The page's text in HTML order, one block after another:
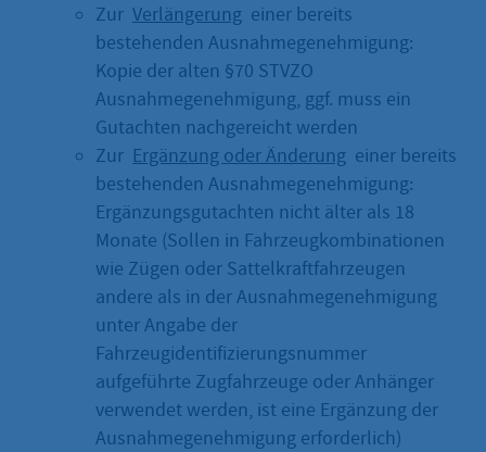
Zur Verlängerung einer bereits
bestehenden Ausnahmegenehmigung:
Kopie der alten §70 STVZO
Ausnahmegenehmigung, ggf. muss ein
Gutachten nachgereicht werden
Zur Ergänzung oder Änderung einer bereits
bestehenden Ausnahmegenehmigung:
Ergänzungsgutachten nicht älter als 18
Monate (Sollen in Fahrzeugkombinationen
wie Zügen oder Sattelkraftfahrzeugen
andere als in der Ausnahmegenehmigung
unter Angabe der
Fahrzeugidentifizierungsnummer
aufgeführte Zugfahrzeuge oder Anhänger
verwendet werden, ist eine Ergänzung der
Ausnahmegenehmigung erforderlich)